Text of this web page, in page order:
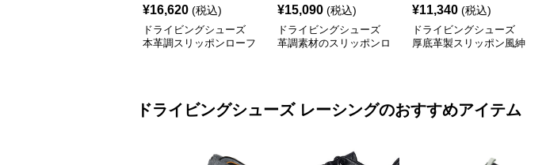
¥16,620 (税込)
ドライビングシューズ
本革調スリッポンローフ
¥15,090 (税込)
ドライビングシューズ
革調素材のスリッポンロ
¥11,340 (税込)
ドライビングシューズ
厚底革製スリッポン風紳
ドライビングシューズ レーシングのおすすめアイテム